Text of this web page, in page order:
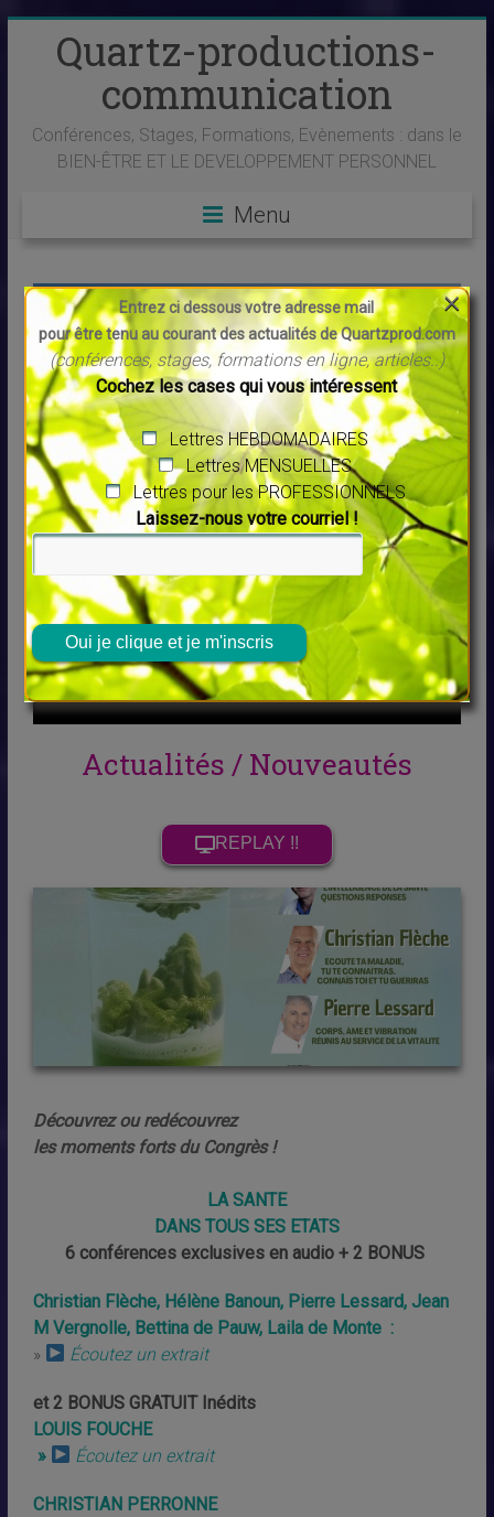
Quartz-productions-
communication
Conférences, Stages, Formations, Evènements : dans le
BIEN-ÊTRE ET LE DEVELOPPEMENT PERSONNEL
Menu
LAURENT GOUNELLE -
CONFERENCE - AIX en PCE -
3 NOVEMBRE
à l'occasion de la sortie de son
nouveau livre :
Grande Salle de concert 6MIC
en savoir plus
Actualités / Nouveautés
REPLAY !!
Découvrez ou redécouvrez
les moments forts du Congrès !
LA SANTE
DANS TOUS SES ETATS
6 conférences exclusives en audio + 2 BONUS
Christian Flèche, Hélène Banoun, Pierre Lessard, Jean
M Vergnolle, Bettina de Pauw, Laila de Monte:
»
Écoutez un extrait
et 2 BONUS GRATUIT Inédits
LOUIS FOUCHE
»
Écoutez un extrait
CHRISTIAN PERRONNE
Entrez ci dessous votre adresse mail
pour être tenu au courant des actualités de Quartzprod.com
(conférences, stages, formations en ligne, articles..)
Cochez les cases qui vous intéressent
Lettres HEBDOMADAIRES
Lettres MENSUELLES
Lettres pour les PROFESSIONNELS
Laissez-nous votre courriel !
Veuillez laisser ce champ vide.
×